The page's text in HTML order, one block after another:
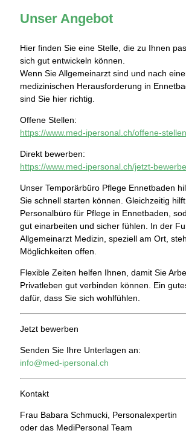
Unser Angebot
Hier finden Sie eine Stelle, die zu Ihnen
sich gut entwickeln können.
Wenn Sie Allgemeinarzt sind und nach
medizinischen Herausforderung in
sind Sie hier richtig.
Offene Stellen:
https://www.med-ipersonal.ch/offene-stellen
Direkt bewerben:
https://www.med-ipersonal.ch/jetzt-
Unser Temporärbüro Pflege Ennetbaden
Sie schnell starten können. Gleichzeitig
Personalbüro für Pflege in Ennetbaden,
gut einarbeiten und sicher fühlen. In der
Allgemeinarzt Medizin, speziell am Ort,
Möglichkeiten offen.
Flexible Zeiten helfen Ihnen, damit Sie
Privatleben gut verbinden können. Ein
dafür, dass Sie sich wohlfühlen.
Jetzt bewerben
Senden Sie Ihre Unterlagen an:
info@med-ipersonal.ch
Kontakt
Frau Babara Schmucki, Personalexpertin
oder das MediPersonal Team